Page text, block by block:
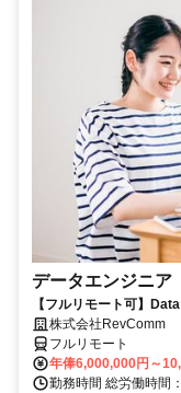
データエンジニア
【フルリモート可】
株式会社RevComm
フルリモート
年俸6,000,000円～
勤務時間 総労働時間